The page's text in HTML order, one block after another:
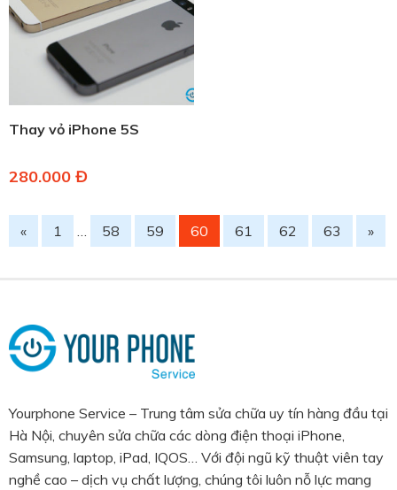
Thay vỏ iPhone 5S
280.000 Đ
« 1 … 58 59 60 61 62 63 »
Yourphone Service – Trung tâm sửa chữa uy tín hàng đầu tại
Hà Nội, chuyên sửa chữa các dòng điện thoại iPhone,
Samsung, laptop, iPad, IQOS… Với đội ngũ kỹ thuật viên tay
nghề cao – dịch vụ chất lượng, chúng tôi luôn nỗ lực mang